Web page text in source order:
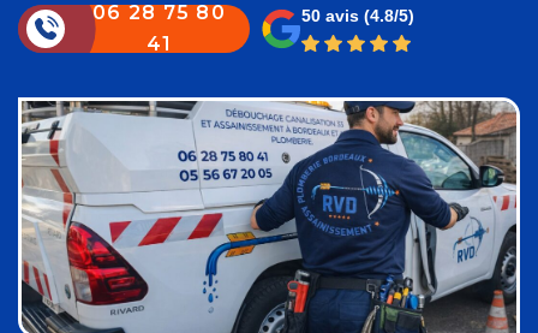
06 28 75 80
41
50 avis (4.8/5)